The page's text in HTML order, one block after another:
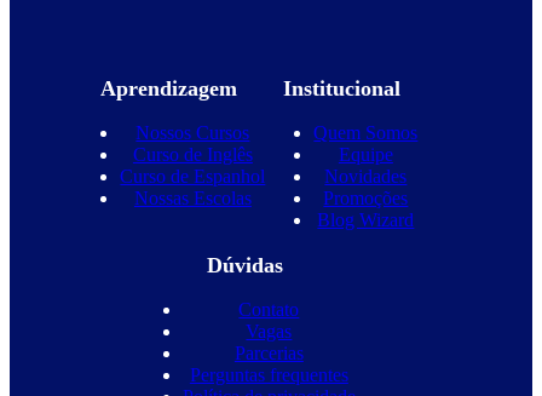
Aprendizagem
Nossos Cursos
Curso de Inglês
Curso de Espanhol
Nossas Escolas
Institucional
Quem Somos
Equipe
Novidades
Promoções
Blog Wizard
Dúvidas
Contato
Vagas
Parcerias
Perguntas frequentes